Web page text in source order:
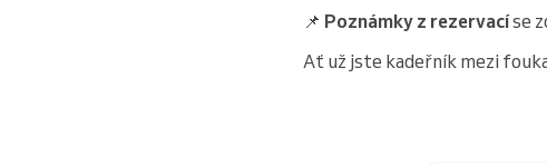
📌 Poznámky z rezervacíse
Ať už jste kadeřník mezi